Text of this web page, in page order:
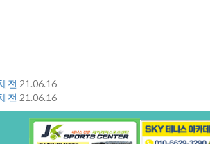
전 21.06.16
전 21.06.16